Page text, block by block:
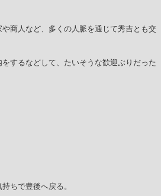
商人など、多くの人脈を通じて秀吉とも交
するなどして、たいそうな歓迎ぶりだった
ちで豊後へ戻る。